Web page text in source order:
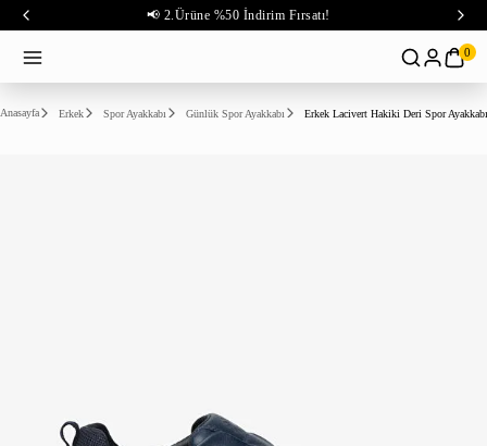
📢 2.Ürüne %50 İndirim Fırsatı!
0
Anasayfa Erkek Spor Ayakkabı Günlük Spor Ayakkabı Erkek Lacivert Hakiki Deri Spor Ayakkabı